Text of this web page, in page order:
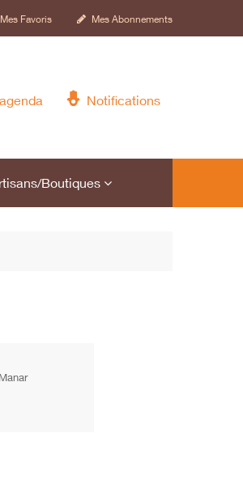
Mes Favoris Mes Abonnements
Notifications
Boutiques